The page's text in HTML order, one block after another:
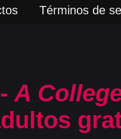
Términos de
A